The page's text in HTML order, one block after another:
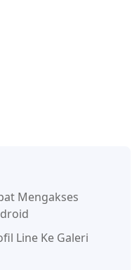
Mengakses
Line Ke Galeri